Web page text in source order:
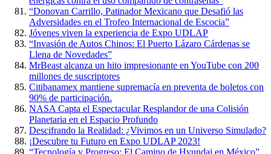
“Donovan Carrillo, Patinador Mexicano que Desafió las
Adversidades en el Trofeo Internacional de Escocia”
Jóvenes viven la experiencia de Expo UDLAP
“Invasión de Autos Chinos: El Puerto Lázaro Cárdenas se
Llena de Novedades”
MrBeast alcanza un hito impresionante en YouTube con 200
millones de suscriptores
Citibanamex mantiene supremacía en preventa de boletos con
90% de participación.
NASA Capta el Espectacular Resplandor de una Colisión
Planetaria en el Espacio Profundo
Descifrando la Realidad: ¿Vivimos en un Universo Simulado?
¡Descubre tu Futuro en Expo UDLAP 2023!
“Tecnología y Progreso: El Camino de Hyundai en México”